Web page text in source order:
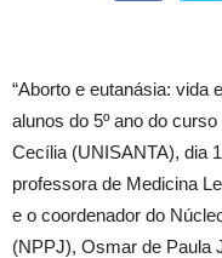
“Aborto e eutanásia: vida
alunos do 5º ano do
Cecília (UNISANTA), dia
professora de Medicina
e o coordenador do
(NPPJ), Osmar de Paula